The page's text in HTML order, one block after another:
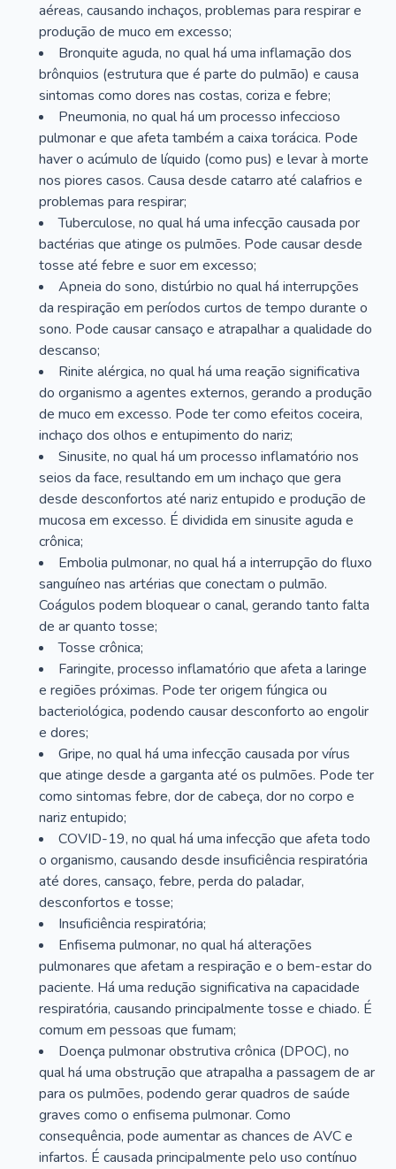
aéreas, causando inchaços, problemas para respirar e
produção de muco em excesso;
Bronquite aguda, no qual há uma inflamação dos
brônquios (estrutura que é parte do pulmão) e causa
sintomas como dores nas costas, coriza e febre;
Pneumonia, no qual há um processo infeccioso
pulmonar e que afeta também a caixa torácica. Pode
haver o acúmulo de líquido (como pus) e levar à morte
nos piores casos. Causa desde catarro até calafrios e
problemas para respirar;
Tuberculose, no qual há uma infecção causada por
bactérias que atinge os pulmões. Pode causar desde
tosse até febre e suor em excesso;
Apneia do sono, distúrbio no qual há interrupções
da respiração em períodos curtos de tempo durante o
sono. Pode causar cansaço e atrapalhar a qualidade do
descanso;
Rinite alérgica, no qual há uma reação significativa
do organismo a agentes externos, gerando a produção
de muco em excesso. Pode ter como efeitos coceira,
inchaço dos olhos e entupimento do nariz;
Sinusite, no qual há um processo inflamatório nos
seios da face, resultando em um inchaço que gera
desde desconfortos até nariz entupido e produção de
mucosa em excesso. É dividida em sinusite aguda e
crônica;
Embolia pulmonar, no qual há a interrupção do fluxo
sanguíneo nas artérias que conectam o pulmão.
Coágulos podem bloquear o canal, gerando tanto falta
de ar quanto tosse;
Tosse crônica;
Faringite, processo inflamatório que afeta a laringe
e regiões próximas. Pode ter origem fúngica ou
bacteriológica, podendo causar desconforto ao engolir
e dores;
Gripe, no qual há uma infecção causada por vírus
que atinge desde a garganta até os pulmões. Pode ter
como sintomas febre, dor de cabeça, dor no corpo e
nariz entupido;
COVID-19, no qual há uma infecção que afeta todo
o organismo, causando desde insuficiência respiratória
até dores, cansaço, febre, perda do paladar,
desconfortos e tosse;
Insuficiência respiratória;
Enfisema pulmonar, no qual há alterações
pulmonares que afetam a respiração e o bem-estar do
paciente. Há uma redução significativa na capacidade
respiratória, causando principalmente tosse e chiado. É
comum em pessoas que fumam;
Doença pulmonar obstrutiva crônica (DPOC), no
qual há uma obstrução que atrapalha a passagem de ar
para os pulmões, podendo gerar quadros de saúde
graves como o enfisema pulmonar. Como
consequência, pode aumentar as chances de AVC e
infartos. É causada principalmente pelo uso contínuo